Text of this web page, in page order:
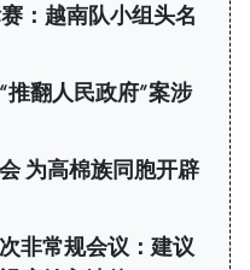
：越南队小组头名
推翻人民政府”案涉
为高棉族同胞开辟
非常规会议：建议